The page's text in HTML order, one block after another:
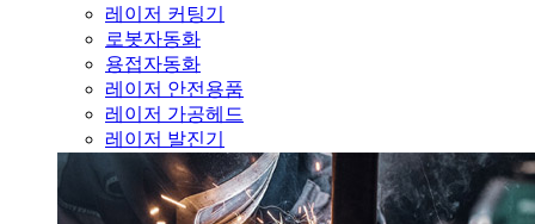
레이저 커팅기
로봇자동화
용접자동화
레이저 안전용품
레이저 가공헤드
레이저 발진기